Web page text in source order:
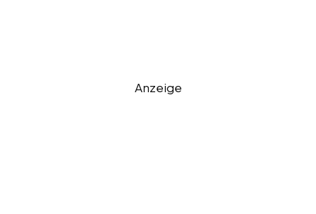
Anzeige